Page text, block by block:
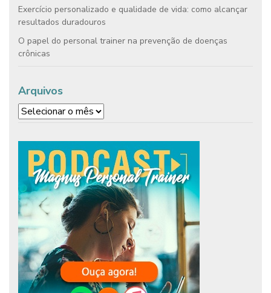
Exercício personalizado e qualidade de vida: como alcançar
resultados duradouros
O papel do personal trainer na prevenção de doenças
crônicas
Arquivos
Arquivos